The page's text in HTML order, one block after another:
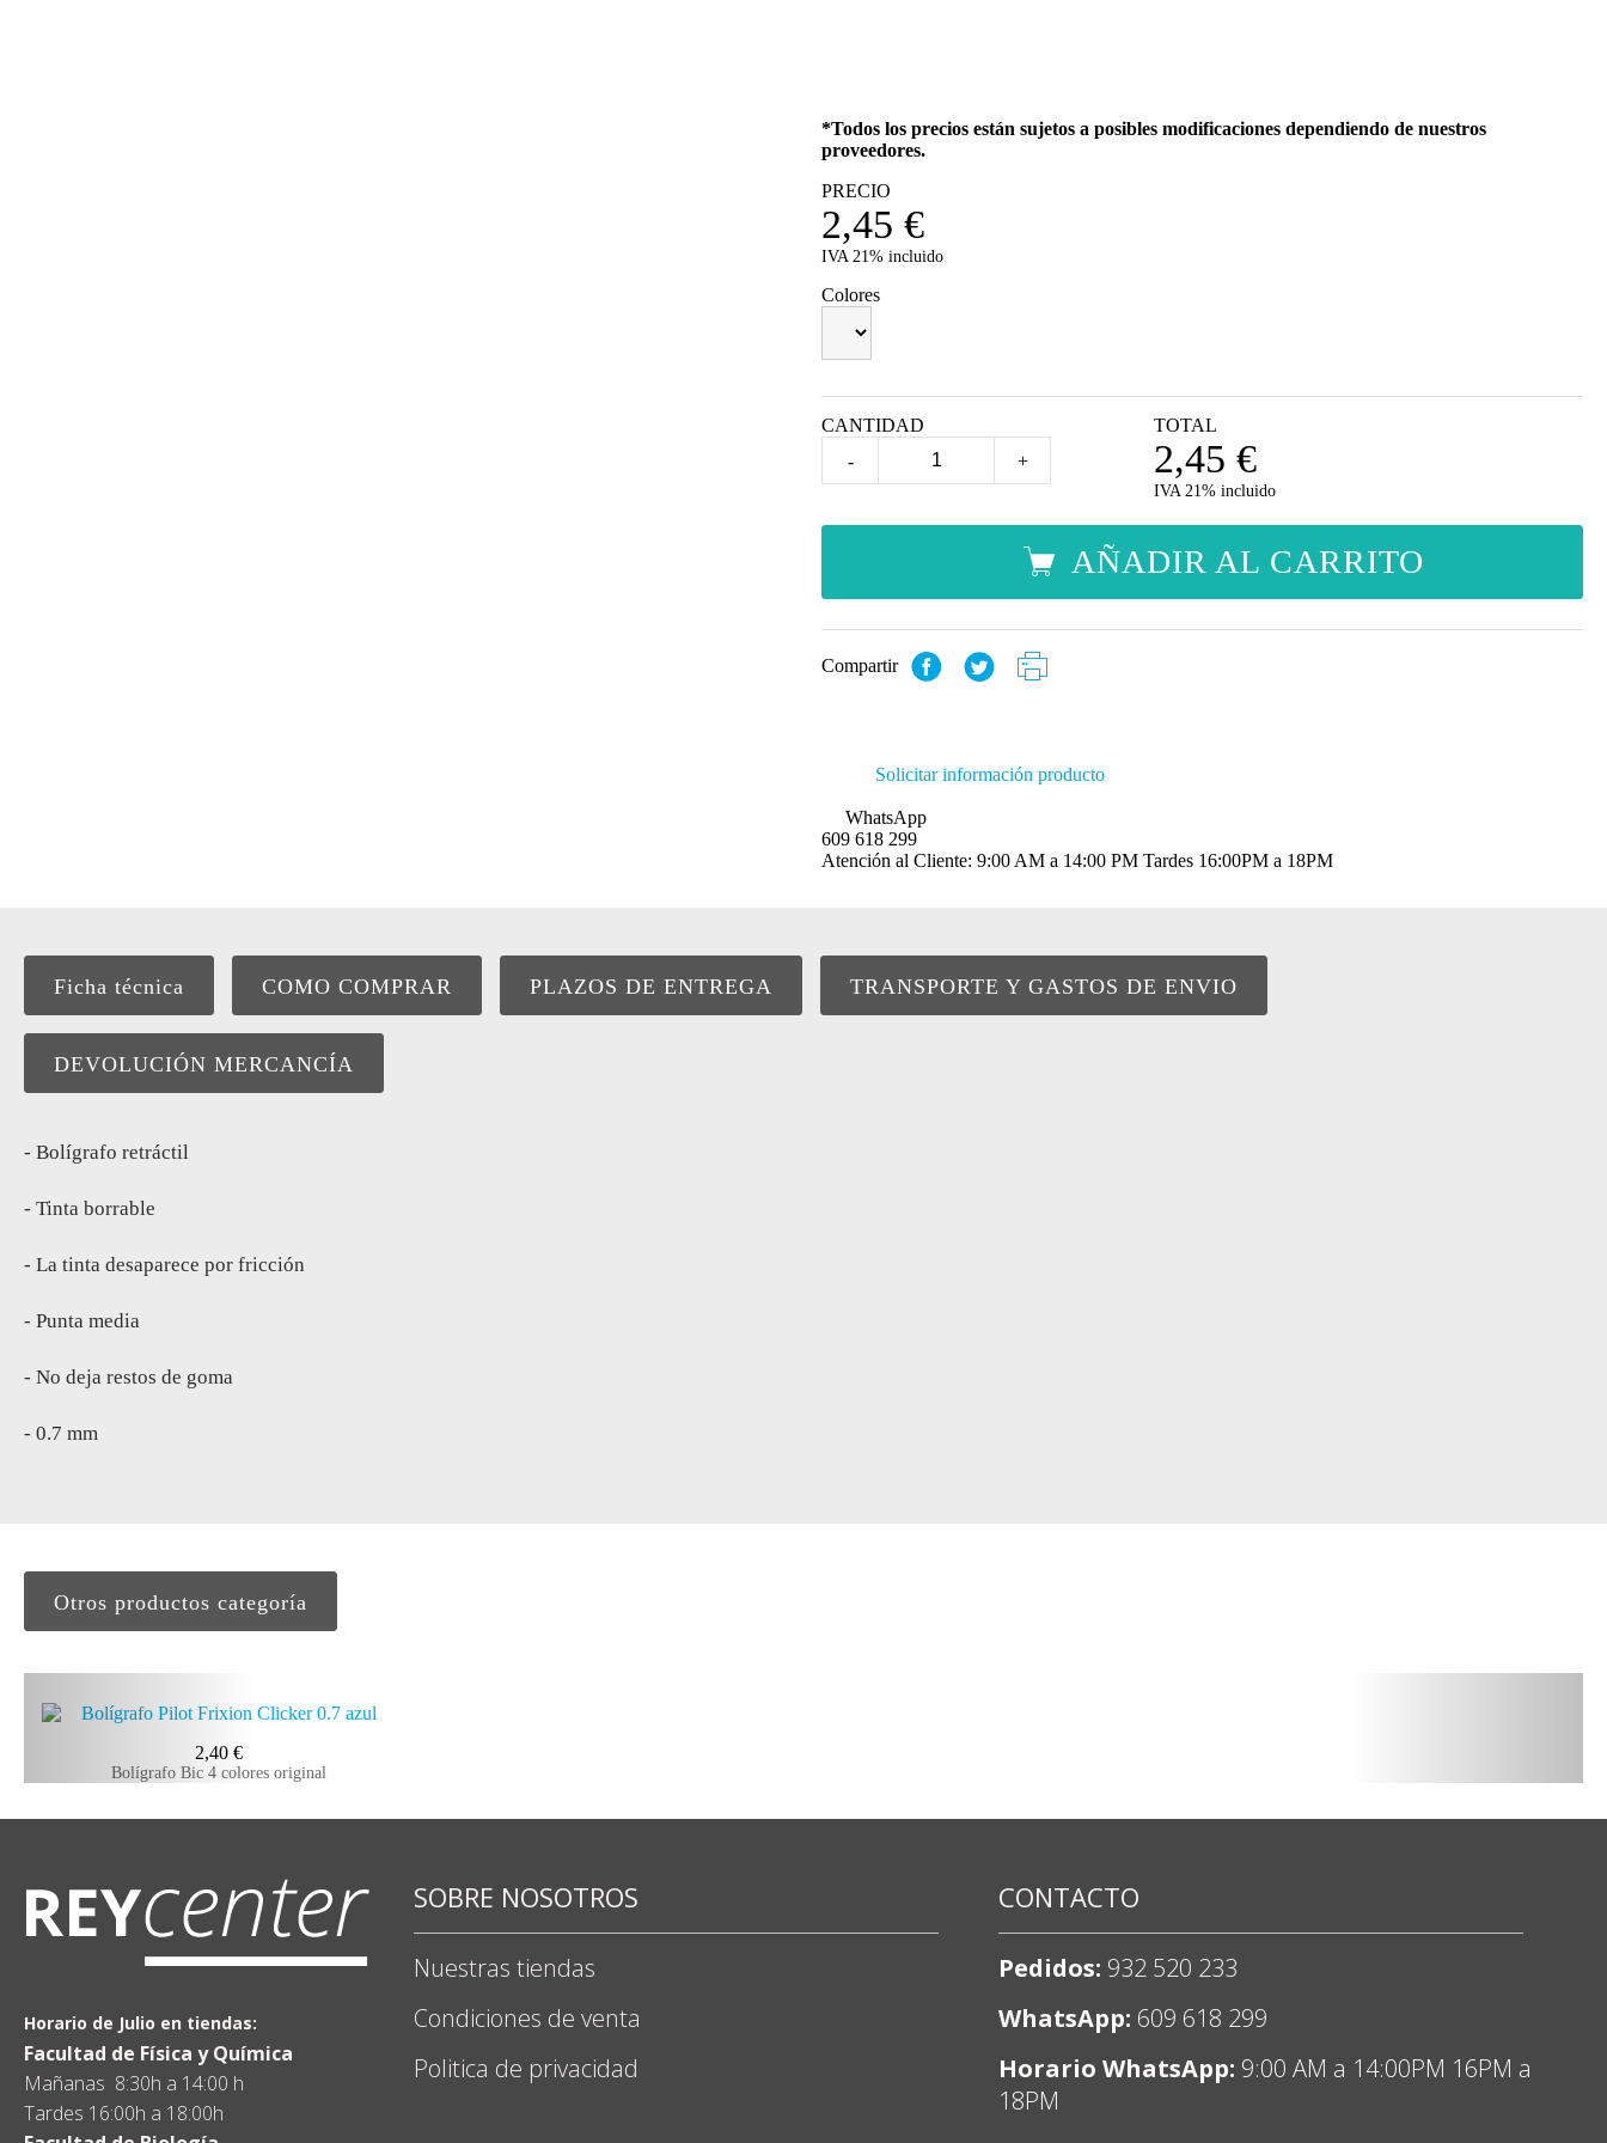
*Todos los precios están sujetos a posibles modificaciones dependiendo de nuestros
proveedores.
PRECIO
2,45 €
IVA 21% incluido
Colores
CANTIDAD
-
+
TOTAL
2,45 €
IVA 21% incluido
AÑADIR AL CARRITO
Compartir
Solicitar información producto
WhatsApp
609 618 299
Atención al Cliente: 9:00 AM a 14:00 PM Tardes 16:00PM a 18PM
Ficha técnica COMO COMPRAR PLAZOS DE ENTREGA TRANSPORTE Y GASTOS DE ENVIO
DEVOLUCIÓN MERCANCÍA
- Bolígrafo retráctil
- Tinta borrable
- La tinta desaparece por fricción
- Punta media
- No deja restos de goma
- 0.7 mm
Otros productos categoría
2,40 €
Bolígrafo Bic 4 colores original
Horario de Julio en tiendas:
Facultad de Física y Química
Mañanas 8:30h a 14:00 h
Tardes 16:00h a 18:00h
SOBRE NOSOTROS
Nuestras tiendas
Condiciones de venta
Politica de privacidad
CONTACTO
Pedidos: 932 520 233
WhatsApp: 609 618 299
Horario WhatsApp: 9:00 AM a 14:00PM 16PM a
18PM